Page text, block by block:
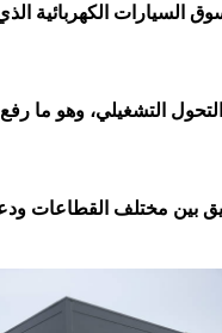
السيارات الكهربائية
التشغيلي، وهو ما
بين مختلف القطاعات